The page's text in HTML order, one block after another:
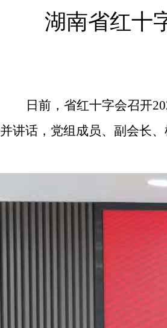
湖南省红十
日 前 ，省红十字会召开
并讲话，党组成员、副会长